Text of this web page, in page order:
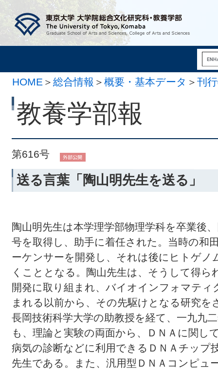
HOME ＞ 総合情報 ＞ 概要・基本データ ＞ 刊
月 3日）
教養学部報
第616号
送る言葉「陶山明先生を送る」
陶山明先生は本学理学部物理学科を卒業後
号を取得し、助手に着任された。当時の和
ーケンサーを開発し、それは後にヒトゲ
くこととなる。陶山先生は、そうして得ら
開発に取り組まれ、バイオインフォマティ
まれる以前から、その先駆けとなる研究を
長岡技術科学大学の助教授を経て、一九九
も、理論と実験の両面から、ＤＮＡに関し
病気の診断などに利用できるＤＮＡチップ
先生である。また、汎用型ＤＮＡコンピュ